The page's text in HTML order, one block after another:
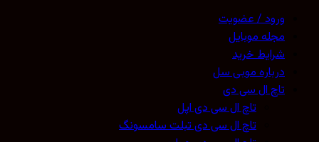
ورود / عضویت
مجله موبایل
شرایط خرید
درباره موبی سل
تاچ ال سی دی
تاچ ال سی دی اپل
تاچ ال سی دی تبلت سامسونگ